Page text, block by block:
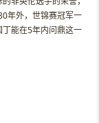
年外，世锦赛冠军一
能在5年内问鼎这一